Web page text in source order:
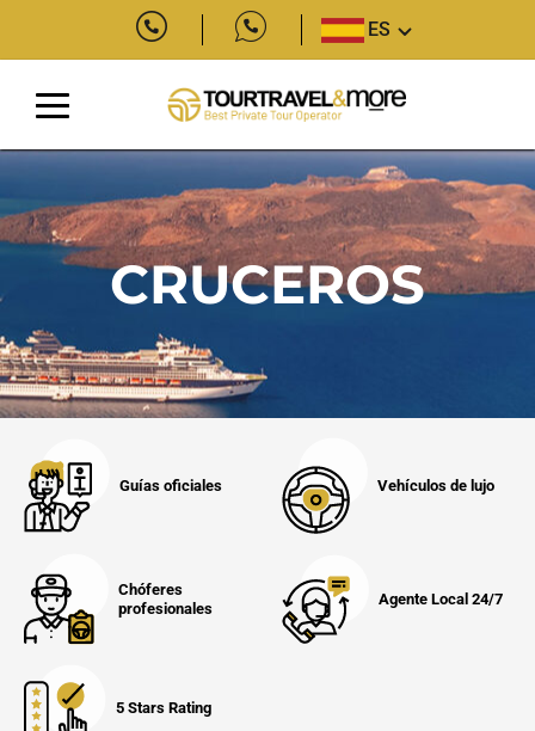
ES
CRUCEROS
Guías oficiales Vehículos de lujo
Chóferes
profesionales
Agente Local 24/7
5 Stars Rating